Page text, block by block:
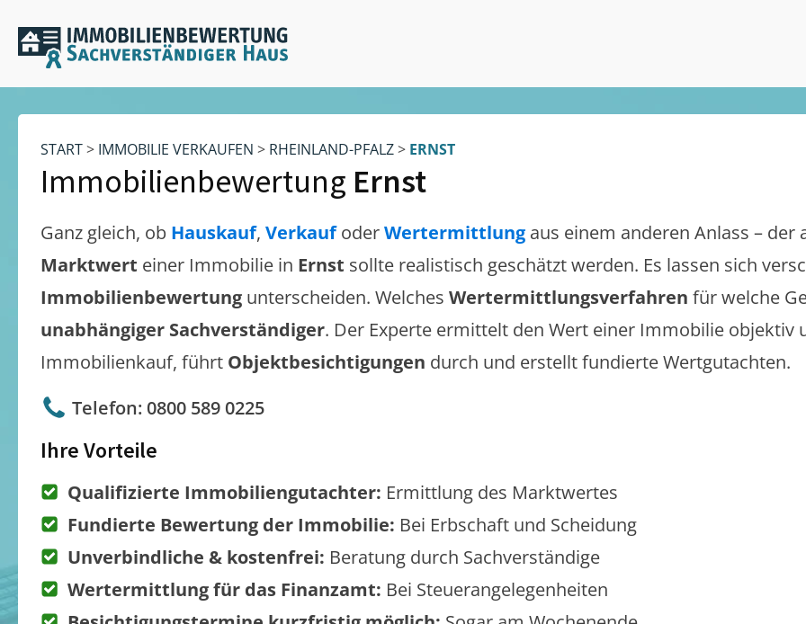
START> IMMOBILIE VERKAUFEN > RHEINLAND-PFALZ> ERNST
Immobilienbewertung Ernst
Ganz gleich, ob Hauskauf, VerkaufoderWertermittlung aus einem anderen Anlass – der
Marktwert einer Immobilie in Ernst sollte realistisch geschätzt werden. Es lassen sich
Immobilienbewertung unterscheiden. Welches Wertermittlungsverfahren für welche
unabhängiger Sachverständiger. Der Experte ermittelt den Wert einer Immobilie objektiv
Immobilienkauf, führt Objektbesichtigungen durch und erstellt fundierte Wertgutachten.
Telefon: 0800 589 0225
Ihre Vorteile
Qualifizierte Immobiliengutachter: Ermittlung des Marktwertes
Fundierte Bewertung der Immobilie: Bei Erbschaft und Scheidung
Unverbindliche & kostenfrei: Beratung durch Sachverständige
Wertermittlung für das Finanzamt: Bei Steuerangelegenheiten